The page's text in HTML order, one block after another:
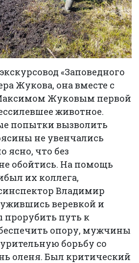
«Заповедного
Жукова, она вместе с
Жуковым первой
животное.
попытки вызволить
не увенчались
ясно, что без
обойтись. На помощь
их коллега,
Владимир
веревкой и
прорубить путь к
опору, мужчины
борьбу со
оленя. Был критический